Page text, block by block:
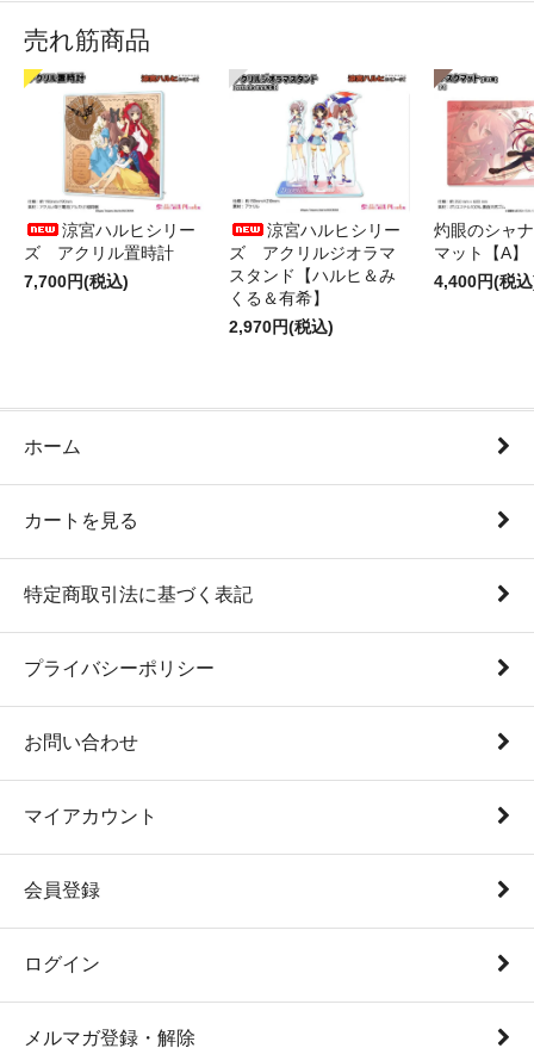
売れ筋商品
涼宮ハルヒシリー
ズ アクリル置時計
7,700円(税込)
涼宮ハルヒシリー
ズ アクリルジオラマ
スタンド【ハルヒ＆み
くる＆有希】
2,970円(税込)
灼眼のシャ
マット【A】
4,400円(税
ホーム
カートを見る
特定商取引法に基づく表記
プライバシーポリシー
お問い合わせ
マイアカウント
会員登録
ログイン
メルマガ登録・解除